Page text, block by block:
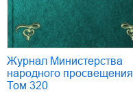
Журнал Министерства
народного просвещения.
Том 320